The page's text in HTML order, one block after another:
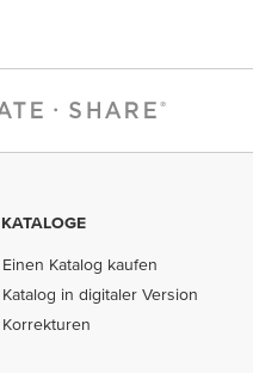
KATALOGE
Einen Katalog kaufen
Katalog in digitaler Version
Korrekturen